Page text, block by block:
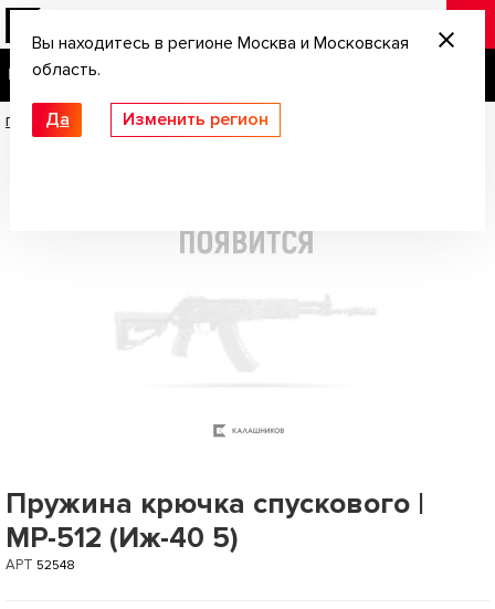
Вы находитесь в регионе Москва и Московская
область.
Да Изменить регион
Главная / Запчасти /Пружина крючка спускового | МР-512 (Иж-40 5)
Пружина крючка спускового |
МР-512 (Иж-40 5)
АРТ 52548